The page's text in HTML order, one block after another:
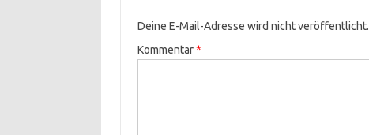
Deine E-Mail-Adresse wird nicht veröffentlicht.
Kommentar*